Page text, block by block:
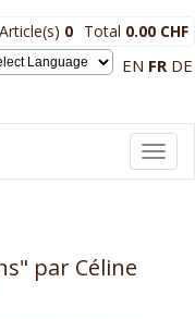
EN FR DE
Article(s) 0 Total 0.00 CHF
par Céline